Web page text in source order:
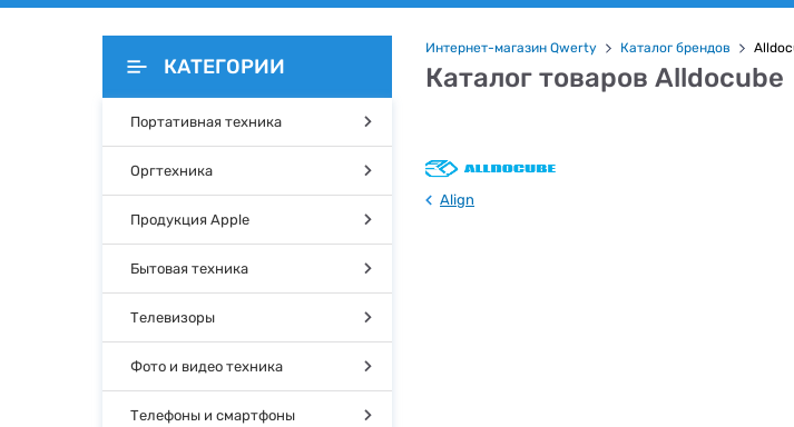
КАТЕГОРИИ
Портативная техника
Оргтехника
Продукция Apple
Бытовая техника
Телевизоры
Фото и видео техника
Телефоны и смартфоны
Интернет-магазин Qwerty Каталог брендов
Каталог товаров Alldocube
Align